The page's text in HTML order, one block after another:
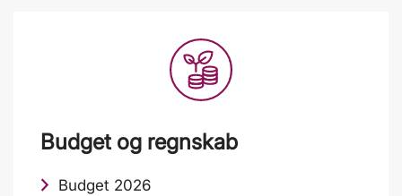
Budget og regnskab
Budget 2026